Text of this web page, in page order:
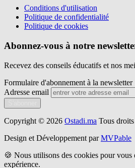
Conditions d'utilisation
Politique de confidentialité
Politique de cookies
Abonnez-vous à notre
Recevez des conseils éducatifs et nos
Formulaire d'abonnement à la newsletter
Adresse email
Copyright © 2026 Ostadi.ma Tous droits
Design et Développement par MVPable
🍪 Nous utilisons des cookies pour
expérience.